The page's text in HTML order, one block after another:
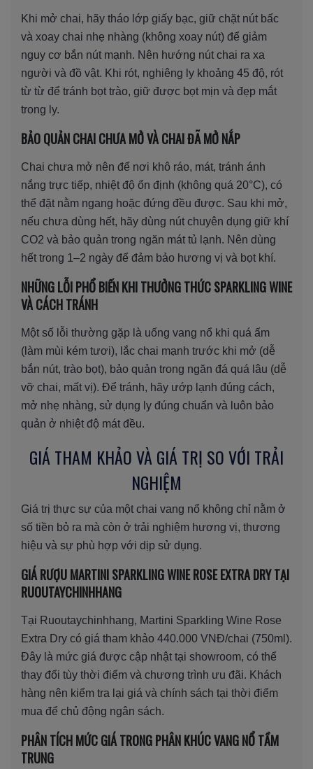
Khi mở chai, hãy tháo lớp giấy bạc, giữ chặt nút bấc
và xoay chai nhẹ nhàng (không xoay nút) để giảm
nguy cơ bắn nút mạnh. Nên hướng nút chai ra xa
người và đồ vật. Khi rót, nghiêng ly khoảng 45 độ, rót
từ từ để tránh bọt trào, giữ được bọt mịn và đẹp mắt
trong ly.
BẢO QUẢN CHAI CHƯA MỞ VÀ CHAI ĐÃ MỞ NẮP
Chai chưa mở nên để nơi khô ráo, mát, tránh ánh
nắng trực tiếp, nhiệt độ ổn định (không quá 20°C), có
thể đặt nằm ngang hoặc đứng đều được. Sau khi mở,
nếu chưa dùng hết, hãy dùng nút chuyên dụng giữ khí
CO2 và bảo quản trong ngăn mát tủ lạnh. Nên dùng
hết trong 1–2 ngày để đảm bảo hương vị và bọt khí.
NHỮNG LỖI PHỔ BIẾN KHI THƯỞNG THỨC SPARKLING WINE
VÀ CÁCH TRÁNH
Một số lỗi thường gặp là uống vang nổ khi quá ấm
(làm mùi kém tươi), lắc chai mạnh trước khi mở (dễ
bắn nút, trào bọt), bảo quản trong ngăn đá quá lâu (dễ
vỡ chai, mất vị). Để tránh, hãy ướp lạnh đúng cách,
mở nhẹ nhàng, sử dụng ly đúng chuẩn và luôn bảo
quản ở nhiệt độ mát đều.
GIÁ THAM KHẢO VÀ GIÁ TRỊ SO VỚI TRẢI
NGHIỆM
Giá trị thực sự của một chai vang nổ không chỉ nằm ở
số tiền bỏ ra mà còn ở trải nghiệm hương vị, thương
hiệu và sự phù hợp với dịp sử dụng.
GIÁ RƯỢU MARTINI SPARKLING WINE ROSE EXTRA DRY TẠI
RUOUTAYCHINHHANG
Tại Ruoutaychinhhang, Martini Sparkling Wine Rose
Extra Dry có giá tham khảo 440.000 VNĐ/chai (750ml).
Đây là mức giá được cập nhật tại showroom, có thể
thay đổi tùy thời điểm và chương trình ưu đãi. Khách
hàng nên kiểm tra lại giá và chính sách tại thời điểm
mua để chủ động ngân sách.
PHÂN TÍCH MỨC GIÁ TRONG PHÂN KHÚC VANG NỔ TẦM
TRUNG